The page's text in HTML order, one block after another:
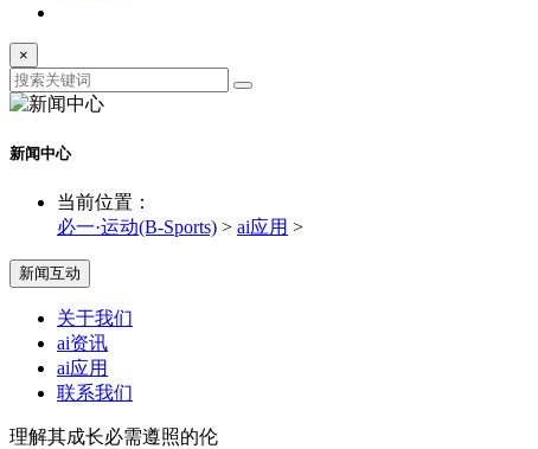
×
新闻中心
当前位置：
必一·运动(B-Sports) > ai应用 >
新闻互动
关于我们
ai资讯
ai应用
联系我们
理解其成长必需遵照的伦